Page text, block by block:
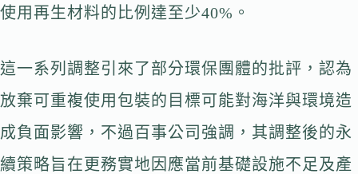
使用再生材料的比例達至少40%。
這一系列調整引來了部分環保團體的批評，認為
放棄可重複使用包裝的目標可能對海洋與環境造
成負面影響，不過百事公司強調，其調整後的永
續策略旨在更務實地因應當前基礎設施不足及產